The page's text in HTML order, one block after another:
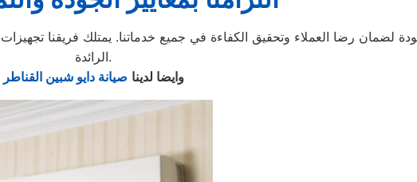
لضمان رضا العملاء وتحقيق الكفاءة في جميع خدماتنا. يمتلك فريقنا
الرائدة.
وايضا لدينا صيانة دايو شبين القناطر